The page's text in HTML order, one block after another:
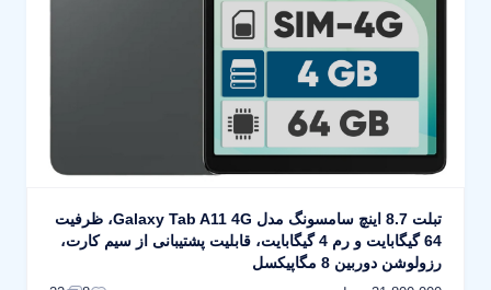
تبلت 8.7 اینچ سامسونگ مدل Galaxy Tab A11 4G، ظرفیت
64 گیگابایت و رم 4 گیگابایت، قابلیت پشتیبانی از سیم کارت،
رزولوشن دوربین 8 مگاپیکسل